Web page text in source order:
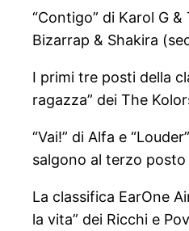
“Contigo” di Karol G
Bizarrap & Shakira
I primi tre posti della
ragazza” dei The
“Vai!” di Alfa e
salgono al terzo posto
La classifica EarOne
la vita” dei Ricchi e